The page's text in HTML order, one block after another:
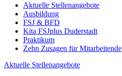
Aktuelle Stellenangebote
Ausbildung
FSJ & BFD
Kita FSJplus Duderstadt
Praktikum
Zehn Zusagen für Mitarbeitende
Aktuelle Stellenangebote